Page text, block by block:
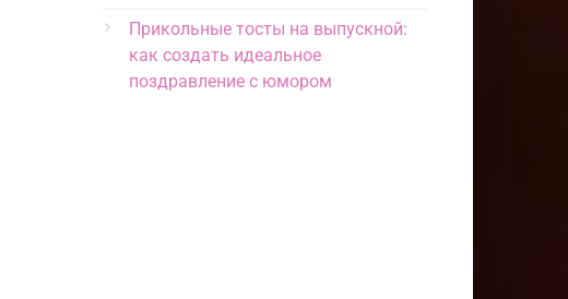
Прикольные тосты на выпускной:
как создать идеальное
поздравление с юмором